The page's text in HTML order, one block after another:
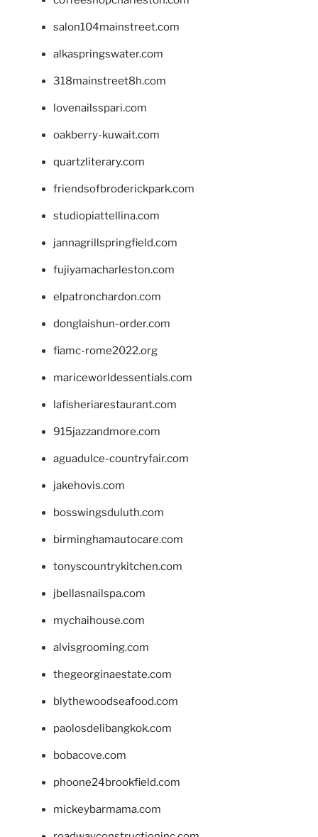
salon104mainstreet.com
alkaspringswater.com
318mainstreet8h.com
lovenailsspari.com
oakberry-kuwait.com
quartzliterary.com
friendsofbroderickpark.com
studiopiattellina.com
jannagrillspringfield.com
fujiyamacharleston.com
elpatronchardon.com
donglaishun-order.com
fiamc-rome2022.org
mariceworldessentials.com
lafisheriarestaurant.com
915jazzandmore.com
aguadulce-countryfair.com
jakehovis.com
bosswingsduluth.com
birminghamautocare.com
tonyscountrykitchen.com
jbellasnailspa.com
mychaihouse.com
alvisgrooming.com
thegeorginaestate.com
blythewoodseafood.com
paolosdelibangkok.com
bobacove.com
phoone24brookfield.com
mickeybarmama.com